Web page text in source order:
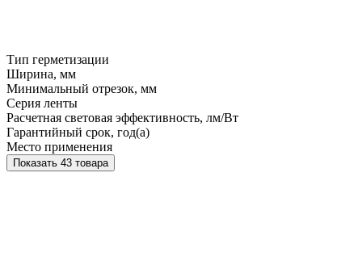
Тип герметизации
Ширина, мм
Минимальный отрезок, мм
Серия ленты
Расчетная световая эффективность, лм/Вт
Гарантийный срок, год(а)
Место применения
Показать 43 товара